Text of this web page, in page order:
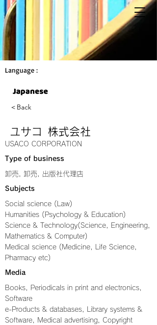
Language :
＜Back
ユサコ 株式会社
USACO CORPORATION
Type of business
卸売, 卸売, 出版社代理店
Subjects
Social science (Law)
Humanities (Psychology & Education)
Science & Technology(Science, Engineering,
Mathematics & Computer)
Medical science (Medicine, Life Science,
Pharmacy etc)
Media
Books, Periodicals in print and electronics,
Software
e-Products & databases, Library systems &
Software, Medical advertising, Copyright